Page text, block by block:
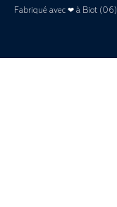
Fabriqué avec ❤ à Biot (06)